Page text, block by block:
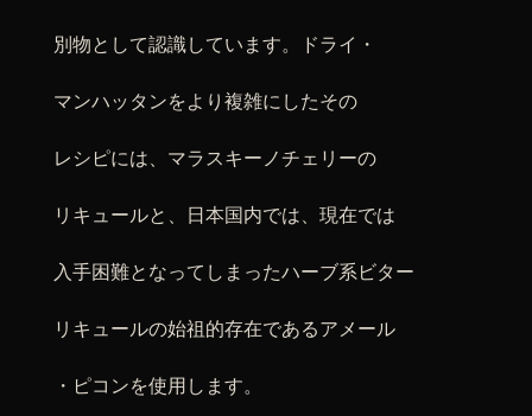
別物として認識しています。ドライ・
マンハッタンをより複雑にしたその
レシピには、マラスキーノチェリーの
リキュールと、日本国内では、現在では
入手困難となってしまったハーブ系ビター
リキュールの始祖的存在であるアメール
・ピコンを使用します。